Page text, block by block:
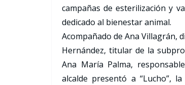
campañas de esterilización y
dedicado al bienestar animal.
Acompañado de Ana Villagrán,
Hernández, titular de la
Ana María Palma,
alcalde presentó a “Lucho”,